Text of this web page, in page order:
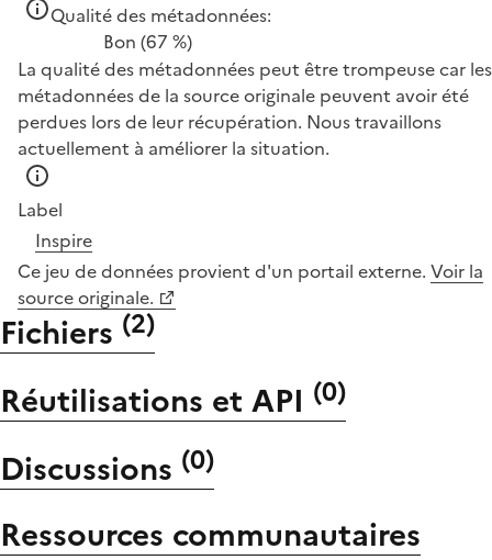
Qualité des métadonnées:
Bon (67 %)
La qualité des métadonnées peut être trompeuse car les
métadonnées de la source originale peuvent avoir été
perdues lors de leur récupération. Nous travaillons
actuellement à améliorer la situation.
Label
Inspire
Ce jeu de données provient d'un portail externe. Voir la
source originale.
Fichiers (2)
Réutilisations et API (0)
Discussions (0)
Ressources communautaires